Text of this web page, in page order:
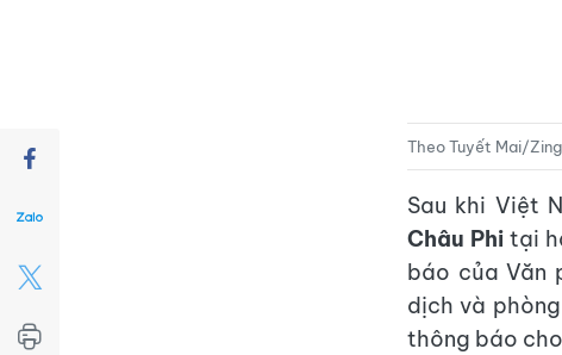
Theo Tuyết Mai/
Sau khi Việt
Châu Phitại
báo của Văn
dịch và
thông báo